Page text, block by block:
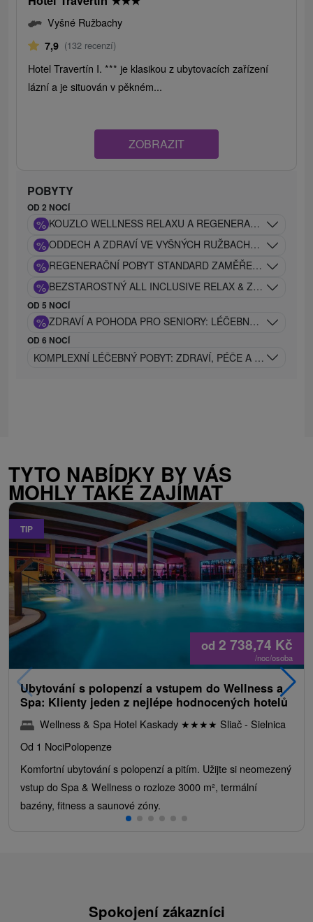
Vyšné Ružbachy
7,9 (132 recenzí)
Hotel Travertín I. *** je klasikou z ubytovacích zařízení
lázní a je situován v pěkném...
ZOBRAZIT
POBYTY
OD 2 NOCÍ
% KOUZLO WELLNESS RELAXU A REGENERACE V
% ODDECH A ZDRAVÍ VE VYŠNÝCH RUŽBACHÁCH:
% REGENERAČNÍ POBYT STANDARD ZAMĚŘENÝ NA
% BEZSTAROSTNÝ ALL INCLUSIVE RELAX & ZÁŽITKY V
OD 5 NOCÍ
% ZDRAVÍ A POHODA PRO SENIORY: LÉČEBNÝ RELAX V
OD 6 NOCÍ
KOMPLEXNÍ LÉČEBNÝ POBYT: ZDRAVÍ, PÉČE A
TYTO NABÍDKY BY VÁS
MOHLY TAKÉ ZAJÍMAT
TIP
od 2 738,74 Kč
/noc/osoba
Ubytování s polopenzí a vstupem do Wellness a
Spa: Klienty jeden z nejlépe hodnocených hotelů
Wellness & Spa Hotel Kaskady ★★★★ Sliač - Sielnica
Od 1 NociPolopenze
Komfortní ubytování s polopenzí a pitím. Užijte si neomezený
vstup do Spa & Wellness o rozloze 3000 m², termální
bazény, fitness a saunové zóny.
Spokojení zákazníci